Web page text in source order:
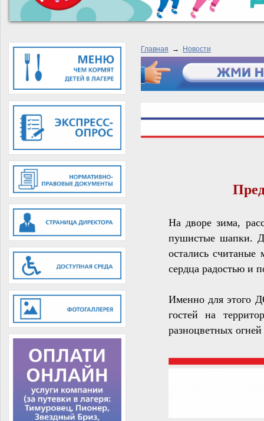
Главная → Новости
На дворе зима,
пушистые шапки.
остались
сердца радостью и
Именно для этого
гостей на
разноцветных